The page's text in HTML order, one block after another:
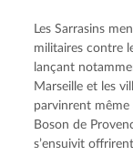
Les Sarrasins
militaires contre
lançant
Marseille et les
parvinrent même
Boson de
s’ensuivit